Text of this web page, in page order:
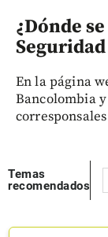
¿Dónde
En la página
Bancolombia
Temas
recomendados